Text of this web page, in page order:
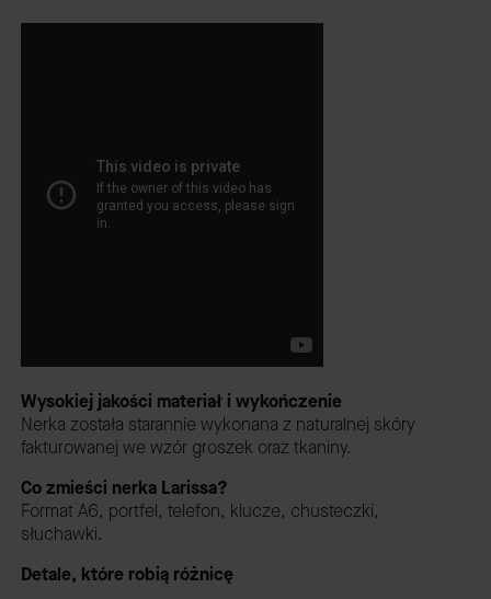
Wysokiej jakości materiał i wykończenie
Nerka została starannie wykonana z naturalnej skóry
fakturowanej we wzór groszek oraz tkaniny.
Co zmieści nerka Larissa?
Format A6, portfel, telefon, klucze, chusteczki,
słuchawki.
Detale, które robią różnicę